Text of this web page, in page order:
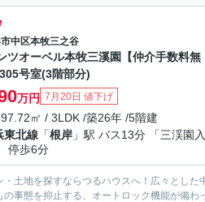
中区本牧三之谷
ツオーベル本牧三溪園【仲介手数料無
号室(3階部分)
万円 7月20日 値下げ
㎡ / 3LDK /築26年 /5階建
東北線 「根岸 」駅 バス13分 「三渓園入
停歩6分
土地を探すならつるハウスへ！広々とし
事態を抑止する、オートロック機能が備